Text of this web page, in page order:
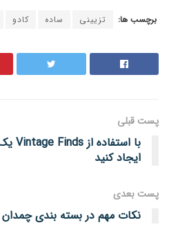
برچسب ها: تزیینی ساده کادو
پست قبلی
ایجاد کنید
پست‌ بعدی
نکات مهم در بسته بندی چمدان